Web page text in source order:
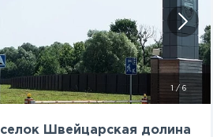
/6
Швейцарская долина
Посмотреть все фото